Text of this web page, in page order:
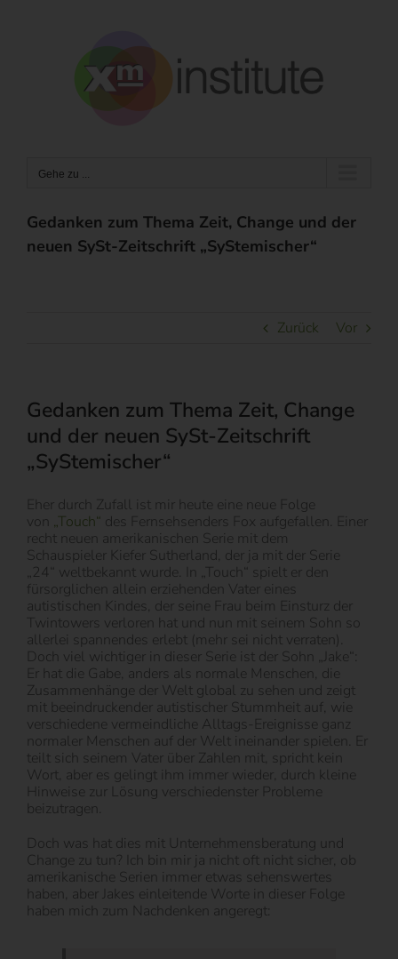
Gehe zu ...
Gedanken zum Thema Zeit, Change und der
neuen SySt-Zeitschrift „SyStemischer“
Zurück Vor
Gedanken zum Thema Zeit, Change
und der neuen SySt-Zeitschrift
„SyStemischer“
Eher durch Zufall ist mir heute eine neue Folge
von „Touch“ des Fernsehsenders Fox aufgefallen. Einer
recht neuen amerikanischen Serie mit dem
Schauspieler Kiefer Sutherland, der ja mit der Serie
„24“ weltbekannt wurde. In „Touch“ spielt er den
fürsorglichen allein erziehenden Vater eines
autistischen Kindes, der seine Frau beim Einsturz der
Twintowers verloren hat und nun mit seinem Sohn so
allerlei spannendes erlebt (mehr sei nicht verraten).
Doch viel wichtiger in dieser Serie ist der Sohn „Jake“:
Er hat die Gabe, anders als normale Menschen, die
Zusammenhänge der Welt global zu sehen und zeigt
mit beeindruckender autistischer Stummheit auf, wie
verschiedene vermeindliche Alltags-Ereignisse ganz
normaler Menschen auf der Welt ineinander spielen. Er
teilt sich seinem Vater über Zahlen mit, spricht kein
Wort, aber es gelingt ihm immer wieder, durch kleine
Hinweise zur Lösung verschiedenster Probleme
beizutragen.
Doch was hat dies mit Unternehmensberatung und
Change zu tun? Ich bin mir ja nicht oft nicht sicher, ob
amerikanische Serien immer etwas sehenswertes
haben, aber Jakes einleitende Worte in dieser Folge
haben mich zum Nachdenken angeregt: